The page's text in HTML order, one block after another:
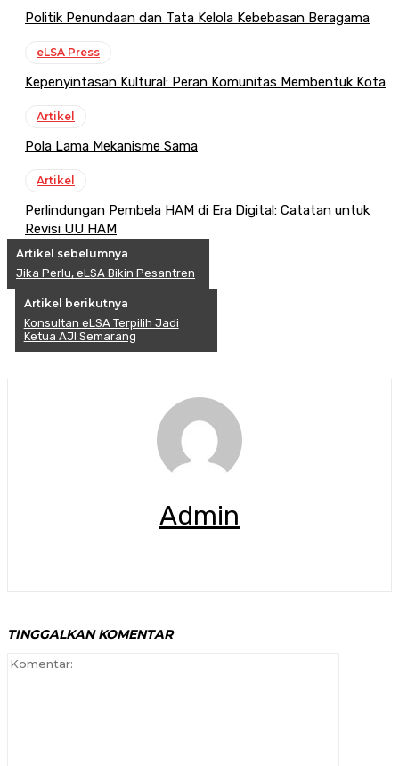
Politik Penundaan dan Tata Kelola Kebebasan Beragama
eLSA Press
Kepenyintasan Kultural: Peran Komunitas Membentuk Kota
Artikel
Pola Lama Mekanisme Sama
Artikel
Perlindungan Pembela HAM di Era Digital: Catatan untuk
Revisi UU HAM
Artikel sebelumnya
Jika Perlu, eLSA Bikin Pesantren
Artikel berikutnya
Konsultan eLSA Terpilih Jadi
Ketua AJI Semarang
Admin
TINGGALKAN KOMENTAR